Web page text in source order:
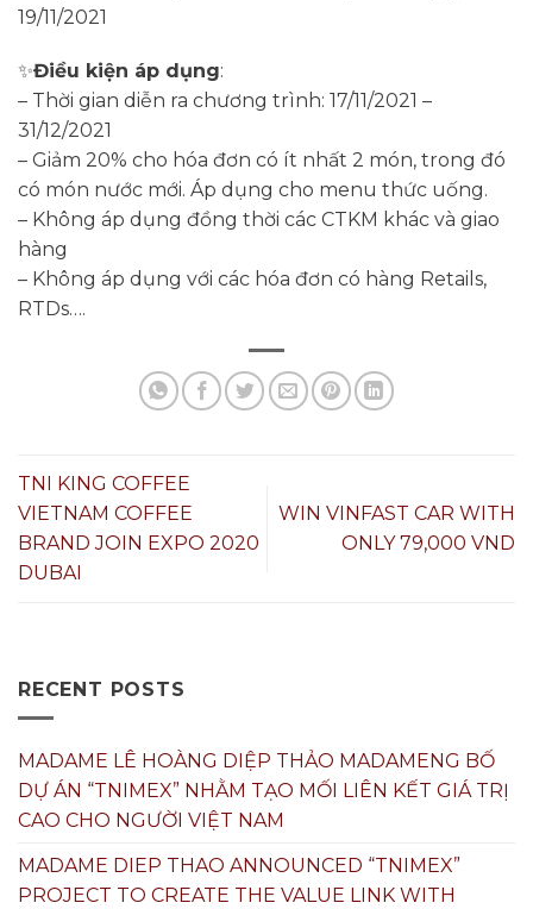
19/11/2021
✨Điều kiện áp dụng:
– Thời gian diễn ra chương trình: 17/11/2021 –
31/12/2021
– Giảm 20% cho hóa đơn có ít nhất 2 món, trong đó
có món nước mới. Áp dụng cho menu thức uống.
– Không áp dụng đồng thời các CTKM khác và giao
hàng
– Không áp dụng với các hóa đơn có hàng Retails,
RTDs….
TNI KING COFFEE
VIETNAM COFFEE
BRAND JOIN EXPO 2020
DUBAI
WIN VINFAST CAR WITH
ONLY 79,000 VND
RECENT POSTS
MADAME LÊ HOÀNG DIỆP THẢO MADAMENG BỐ
DỰ ÁN “TNIMEX” NHẰM TẠO MỐI LIÊN KẾT GIÁ TRỊ
CAO CHO NGƯỜI VIỆT NAM
MADAME DIEP THAO ANNOUNCED “TNIMEX”
PROJECT TO CREATE THE VALUE LINK WITH